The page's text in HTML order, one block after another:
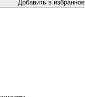
Добавить в избранное